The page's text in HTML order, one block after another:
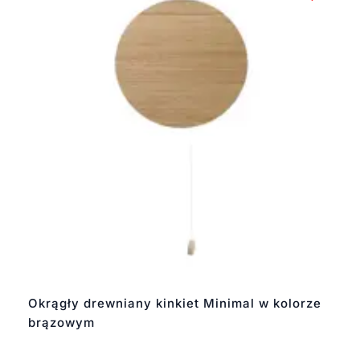
Okrągły drewniany kinkiet Minimal w kolorze
brązowym